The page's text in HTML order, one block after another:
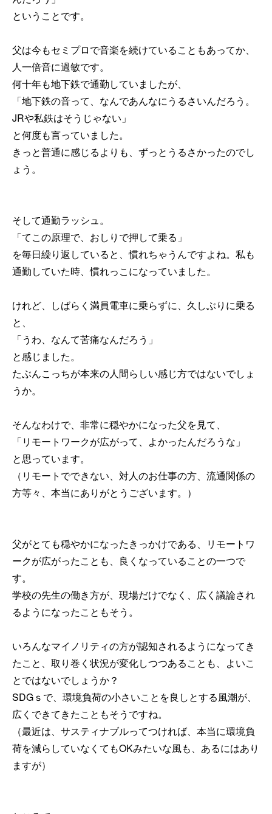
ということです。
父は今もセミプロで音楽を続けていることもあってか、
人一倍音に過敏です。
何十年も地下鉄で通勤していましたが、
「地下鉄の音って、なんであんなにうるさいんだろう。
JRや私鉄はそうじゃない」
と何度も言っていました。
きっと普通に感じるよりも、ずっとうるさかったのでし
ょう。
そして通勤ラッシュ。
「てこの原理で、おしりで押して乗る」
を毎日繰り返していると、慣れちゃうんですよね。私も
通勤していた時、慣れっこになっていました。
けれど、しばらく満員電車に乗らずに、久しぶりに乗る
と、
「うわ、なんて苦痛なんだろう」
と感じました。
たぶんこっちが本来の人間らしい感じ方ではないでしょ
うか。
そんなわけで、非常に穏やかになった父を見て、
「リモートワークが広がって、よかったんだろうな」
と思っています。
（リモートでできない、対人のお仕事の方、流通関係の
方等々、本当にありがとうございます。）
父がとても穏やかになったきっかけである、リモートワ
ークが広がったことも、良くなっていることの一つで
す。
学校の先生の働き方が、現場だけでなく、広く議論され
るようになったこともそう。
いろんなマイノリティの方が認知されるようになってき
たこと、取り巻く状況が変化しつつあることも、よいこ
とではないでしょうか？
SDGｓで、環境負荷の小さいことを良しとする風潮が、
広くできてきたこともそうですね。
（最近は、サスティナブルってつければ、本当に環境負
荷を減らしていなくてもOKみたいな風も、あるにはあり
ますが）